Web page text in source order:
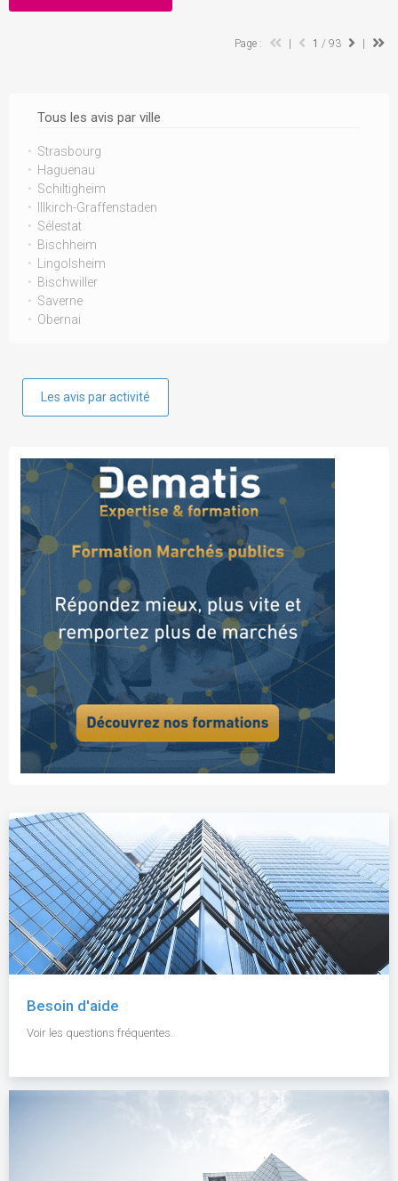
Tous les avis par ville
Strasbourg
Haguenau
Schiltigheim
Illkirch-Graffenstaden
Sélestat
Bischheim
Lingolsheim
Bischwiller
Saverne
Obernai
Les avis par activité
Page : 1 / 93
Besoin d'aide
Voir les questions fréquentes.